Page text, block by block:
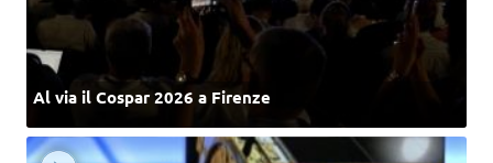
Al via il Cospar 2026 a Firenze